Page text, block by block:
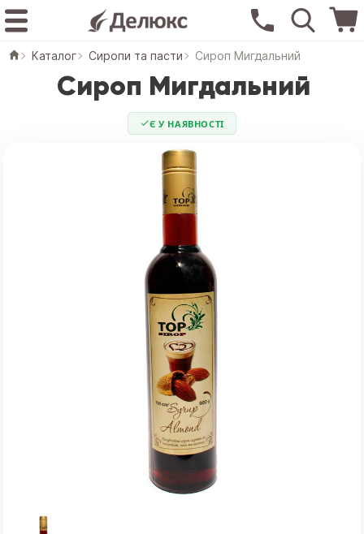
Каталог Сиропи та пасти Сироп Мигдальний
Сироп Мигдальний
Є У НАЯВНОСТІ